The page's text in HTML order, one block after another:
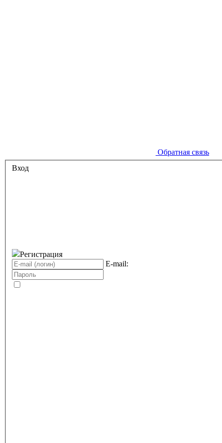
Обратная связь
Вход
Регистрация
E-mail: